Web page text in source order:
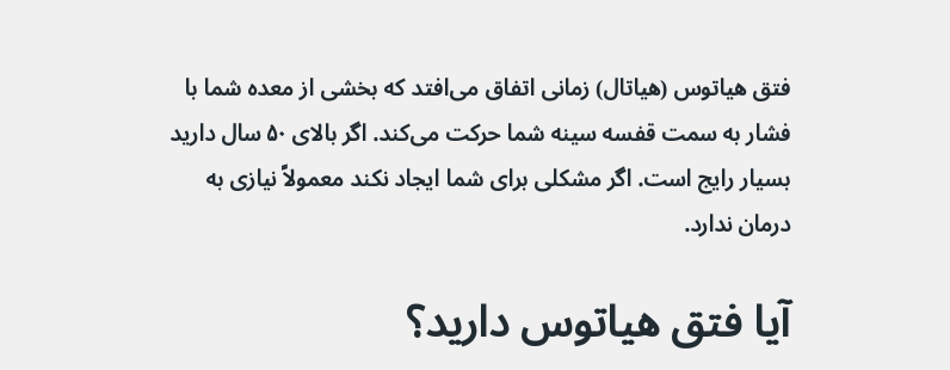
فتق هیاتوس (هیاتال) زمانی اتفاق می‌افتد که بخشی از معده شما با
فشار به سمت قفسه سینه شما حرکت می‌کند. اگر بالای ۵۰ سال دارید
بسیار رایج است. اگر مشکلی برای شما ایجاد نکند معمولاً نیازی به
درمان ندارد.
آیا فتق هیاتوس دارید؟